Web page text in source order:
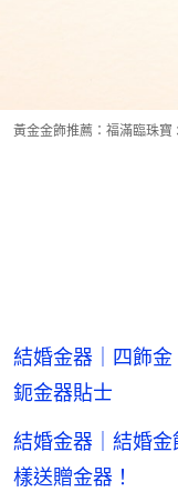
黃金金飾推薦：福滿臨珠寶
結婚金器｜四飾
鈪金器貼士
結婚金器｜結婚
樣送贈金器！